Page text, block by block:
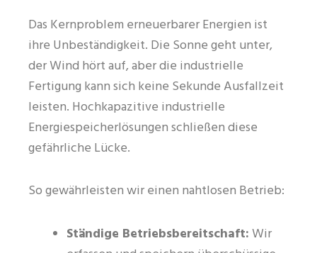
Das Kernproblem erneuerbarer Energien ist
ihre Unbeständigkeit. Die Sonne geht unter,
der Wind hört auf, aber die industrielle
Fertigung kann sich keine Sekunde Ausfallzeit
leisten. Hochkapazitive industrielle
Energiespeicherlösungen schließen diese
gefährliche Lücke.
So gewährleisten wir einen nahtlosen Betrieb:
Ständige Betriebsbereitschaft:Wir